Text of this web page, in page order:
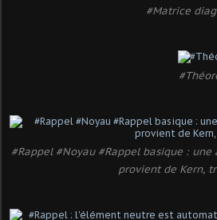
#Matrice
#Rappel #Noyau #Rappel basique :
provient de Kern,